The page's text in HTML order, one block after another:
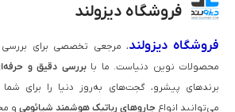
فروشگاه دیزولند
فروشگاه دیزولند، مرجعی تخصصی برای
محصولات نوین دنیاست. ما بابررسی دقیق و
برندهای پیشرو، گجت‌های به‌روز دنیا را برای شما
می‌توانید انواع جاروهای رباتیک هوشمند شیائومی و